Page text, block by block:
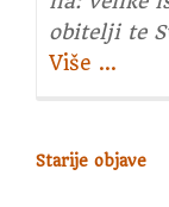
obitelji te
Više about
…
Starije objave